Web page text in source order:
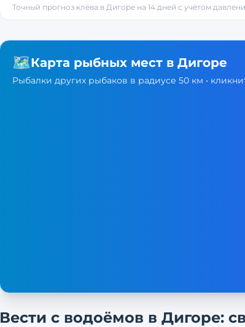
Точный прогноз клёва в Дигоре на 14 дней с учётом
🗺️Карта рыбных мест в Дигоре
Рыбалки других рыбаков в радиусе 50 км •
Вести с водоёмов в Дигоре: